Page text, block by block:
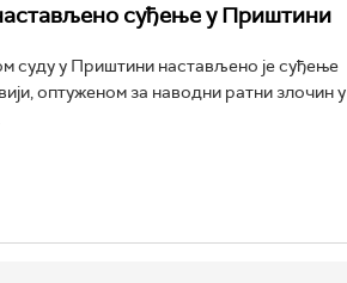
суђење у Приштини
суду у Приштини настављено је суђење
оптуженом за наводни ратни злочин у